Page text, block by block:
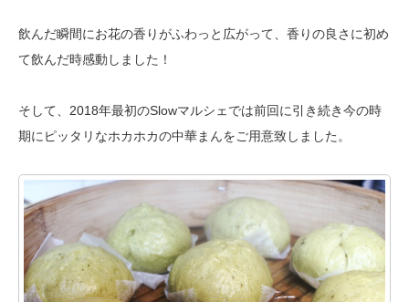
飲んだ瞬間にお花の香りがふわっと広がって、香りの良さに初め
て飲んだ時感動しました！
そして、2018年最初のSlowマルシェでは前回に引き続き今の時
期にピッタリなホカホカの中華まんをご用意致しました。